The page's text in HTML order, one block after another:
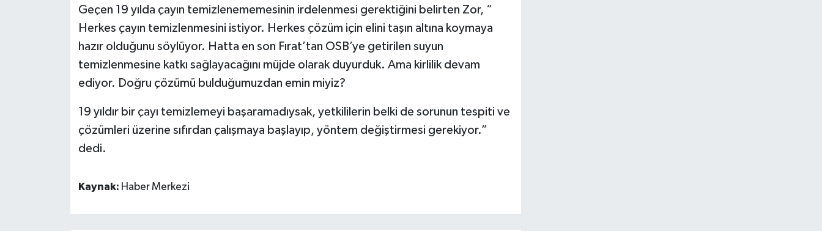
Geçen 19 yılda çayın temizlenememesinin irdelenmesi gerektiğini belirten Zor, “
Herkes çayın temizlenmesini istiyor. Herkes çözüm için elini taşın altına koymaya
hazır olduğunu söylüyor. Hatta en son Fırat’tan OSB’ye getirilen suyun
temizlenmesine katkı sağlayacağını müjde olarak duyurduk. Ama kirlilik devam
ediyor. Doğru çözümü bulduğumuzdan emin miyiz?
19 yıldır bir çayı temizlemeyi başaramadıysak, yetkililerin belki de sorunun tespiti ve
çözümleri üzerine sıfırdan çalışmaya başlayıp, yöntem değiştirmesi gerekiyor.”
dedi.
Kaynak: Haber Merkezi